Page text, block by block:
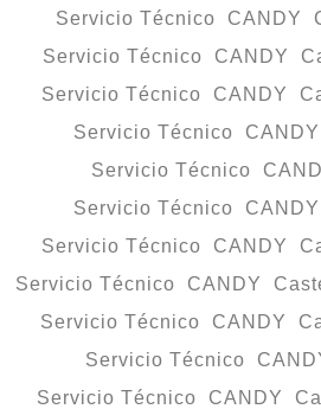
Servicio Técnico CANDY
Servicio Técnico CANDY
Servicio Técnico CANDY
Servicio Técnico
Servicio Técnico
Servicio Técnico
Servicio Técnico CANDY
Servicio Técnico CANDY
Servicio Técnico CANDY
Servicio Técnico
Servicio Técnico CANDY